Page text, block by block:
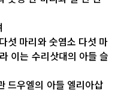
섯 마리와 숫염소 다섯 마
이는 수리삿대의 아들 슬
드우엘의 아들 엘리아삽